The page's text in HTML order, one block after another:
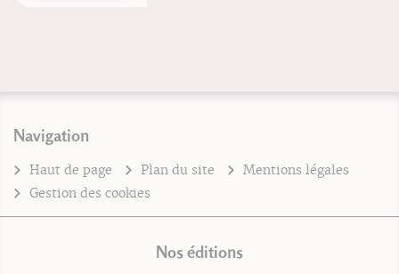
Navigation
Haut de page Plan du site
Mentions légales
Gestion des cookies
Nos éditions